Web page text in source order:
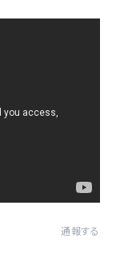
通報する